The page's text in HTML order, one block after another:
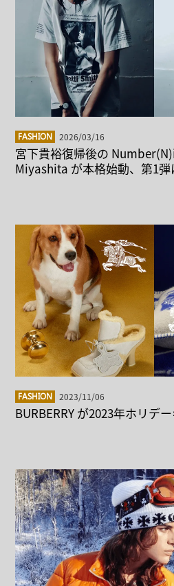
FASHION 2026/03/16
宮下貴裕復帰後の
Miyashita が本格始動、第1
FASHION 2023/11/06
BURBERRY が2023年ホリデ